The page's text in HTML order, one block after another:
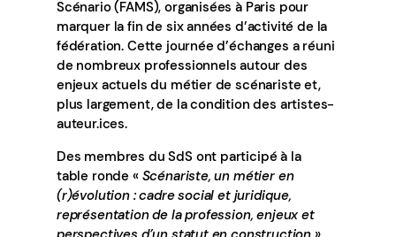
Scénario (FAMS), organisées à Paris pour
marquer la fin de six années d’activité de la
fédération. Cette journée d’échanges a réuni
de nombreux professionnels autour des
enjeux actuels du métier de scénariste et,
plus largement, de la condition des artistes-
auteur.ices.
Des membres du SdS ont participé à la
table ronde « Scénariste, un métier en
(r)évolution : cadre social et juridique,
représentation de la profession, enjeux et